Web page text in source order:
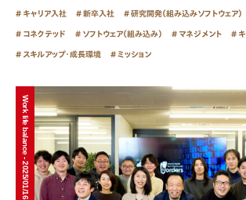
キャリア入社 新卒入社 研究開発（組み込みソフトウェア）
コネクテッド ソフトウェア（組み込み） マネジメント
スキルアップ・成長環境 ミッション
Work life balance - 2025/01/16